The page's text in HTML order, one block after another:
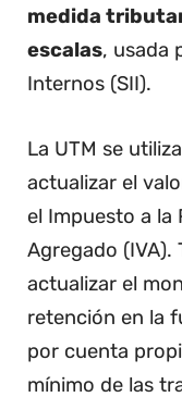
medida
escalas, usada
Internos (SII).
La UTM se
actualizar el
el Impuesto a la
Agregado (IVA).
actualizar el
retención en la
por cuenta
mínimo de las